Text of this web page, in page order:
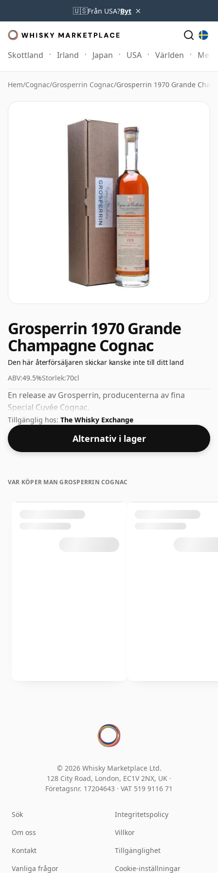
🇺🇸Från USA?Byt ×
Skottland Irland Japan USA Världen Mer
Hem/Cognac/Grosperrin Cognac/Grosperrin 1970 Grande
Grosperrin 1970 Grande
Champagne Cognac
Den här återförsäljaren skickar kanske inte till ditt land
ABV:49.5%Storlek:70cl
En release av Grosperrin, producenterna av fina
Special Cuvée Cognac.
Tillgänglig hos: The Whisky Exchange
Alternativ i lager
VAR KÖPER MAN GROSPERRIN COGNAC
© 2026 Whisky Marketplace Ltd.
128 City Road, London, EC1V 2NX, UK ·
Företagsnr. 17204643 · VAT 519 9116 71
Sök
Om oss
Kontakt
Vanliga frågor
Integritetspolicy
Villkor
Tillgänglighet
Cookie-inställningar